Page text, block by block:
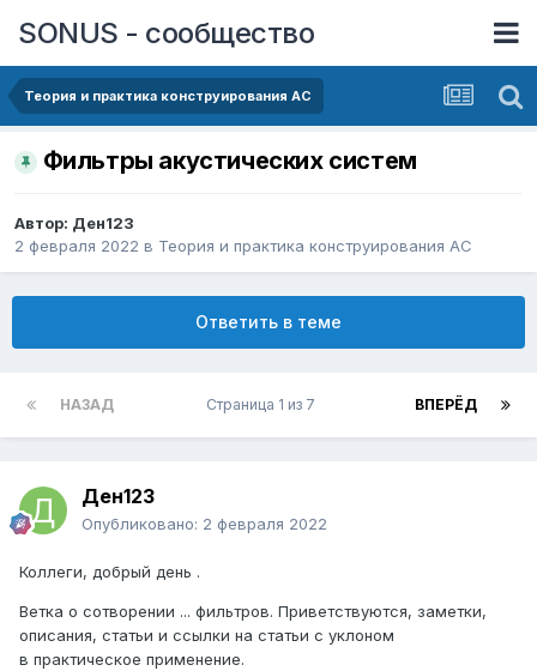
SONUS - сообщество
Теория и практика конструирования АС
Фильтры акустических систем
Автор: Ден123
2 февраля 2022 в Теория и практика конструирования АС
Ответить в теме
НАЗАД ВПЕРЁД
Страница 1 из 7
Ден123
Опубликовано: 2 февраля 2022
Коллеги, добрый день .
Ветка о сотворении ... фильтров. Приветствуются, заметки,
описания, статьи и ссылки на статьи с уклоном
в практическое применение.